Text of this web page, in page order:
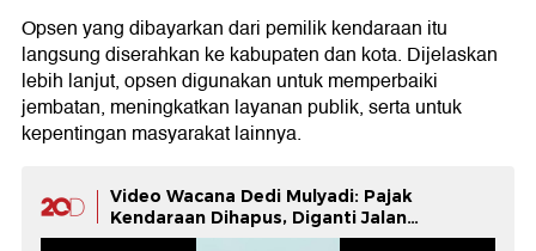
Opsen yang dibayarkan dari pemilik kendaraan itu
langsung diserahkan ke kabupaten dan kota. Dijelaskan
lebih lanjut, opsen digunakan untuk memperbaiki
jembatan, meningkatkan layanan publik, serta untuk
kepentingan masyarakat lainnya.
Video Wacana Dedi Mulyadi: Pajak
Kendaraan Dihapus, Diganti Jalan
Berbayar!